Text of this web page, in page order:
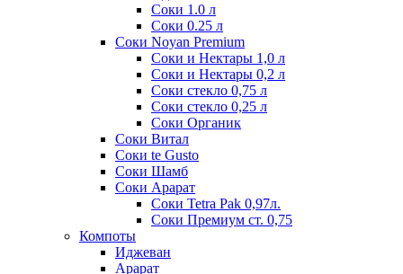
Соки 1.0 л
Соки 0.25 л
Соки Noyan Premium
Соки и Нектары 1,0 л
Соки и Нектары 0,2 л
Соки стекло 0,75 л
Соки стекло 0,25 л
Соки Органик
Соки Витал
Соки te Gusto
Соки Шамб
Соки Арарат
Соки Tetra Pak 0,97л.
Соки Премиум ст. 0,75
Компоты
Иджеван
Арарат